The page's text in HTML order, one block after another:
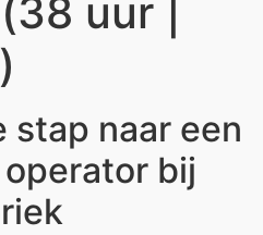
uur |
stap naar een
bij